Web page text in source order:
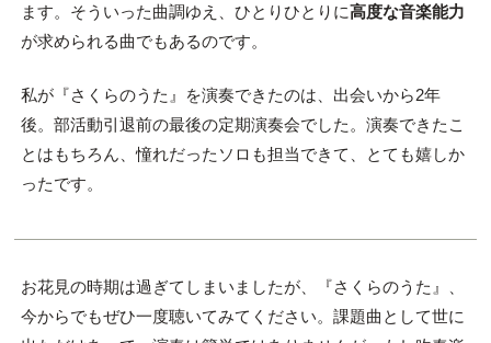
ます。そういった曲調ゆえ、ひとりひとりに高度な音楽能力
が求められる曲でもあるのです。
私が『さくらのうた』を演奏できたのは、出会いから2年
後。部活動引退前の最後の定期演奏会でした。演奏できたこ
とはもちろん、憧れだったソロも担当できて、とても嬉しか
ったです。
お花見の時期は過ぎてしまいましたが、『さくらのうた』、
今からでもぜひ一度聴いてみてください。課題曲として世に